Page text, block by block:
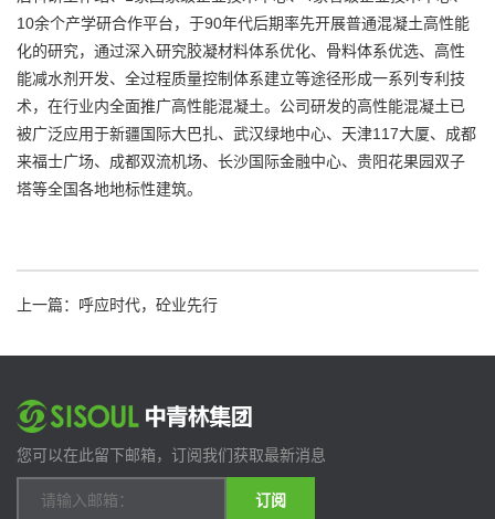
10余个产学研合作平台，于90年代后期率先开展普通混凝土高性能
化的研究，通过深入研究胶凝材料体系优化、骨料体系优选、高性
能减水剂开发、全过程质量控制体系建立等途径形成一系列专利技
术，在行业内全面推广高性能混凝土。公司研发的高性能混凝土已
被广泛应用于新疆国际大巴扎、武汉绿地中心、天津117大厦、成都
来福士广场、成都双流机场、长沙国际金融中心、贵阳花果园双子
塔等全国各地地标性建筑。
上一篇：呼应时代，砼业先行
您可以在此留下邮箱，订阅我们获取最新消息
订阅